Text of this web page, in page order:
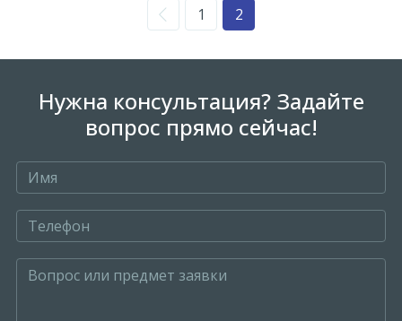
1 2
Нужна консультация? Задайте
вопрос прямо сейчас!